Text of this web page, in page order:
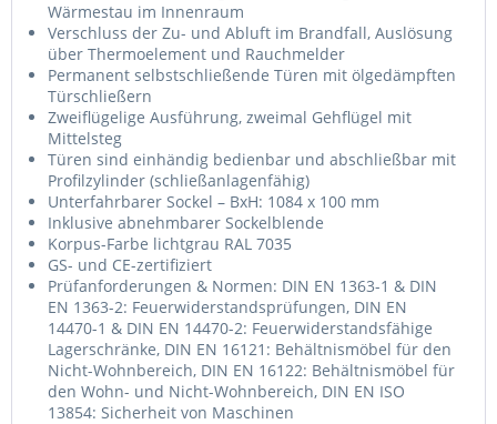
Wärmestau im Innenraum
Verschluss der Zu- und Abluft im Brandfall, Auslösung
über Thermoelement und Rauchmelder
Permanent selbstschließende Türen mit ölgedämpften
Türschließern
Zweiflügelige Ausführung, zweimal Gehflügel mit
Mittelsteg
Türen sind einhändig bedienbar und abschließbar mit
Profilzylinder (schließanlagenfähig)
Unterfahrbarer Sockel – BxH: 1084 x 100 mm
Inklusive abnehmbarer Sockelblende
Korpus-Farbe lichtgrau RAL 7035
GS- und CE-zertifiziert
Prüfanforderungen & Normen: DIN EN 1363-1 & DIN
EN 1363-2: Feuerwiderstandsprüfungen, DIN EN
14470-1 & DIN EN 14470-2: Feuerwiderstandsfähige
Lagerschränke, DIN EN 16121: Behältnismöbel für den
Nicht-Wohnbereich, DIN EN 16122: Behältnismöbel für
den Wohn- und Nicht-Wohnbereich, DIN EN ISO
13854: Sicherheit von Maschinen